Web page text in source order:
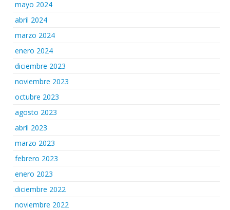
mayo 2024
abril 2024
marzo 2024
enero 2024
diciembre 2023
noviembre 2023
octubre 2023
agosto 2023
abril 2023
marzo 2023
febrero 2023
enero 2023
diciembre 2022
noviembre 2022